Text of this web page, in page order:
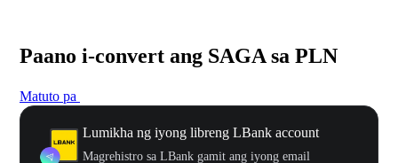
Paano i-convert ang SAGA sa PLN
Matuto pa
Lumikha ng iyong libreng LBank account
Magrehistro sa LBank gamit ang iyong email